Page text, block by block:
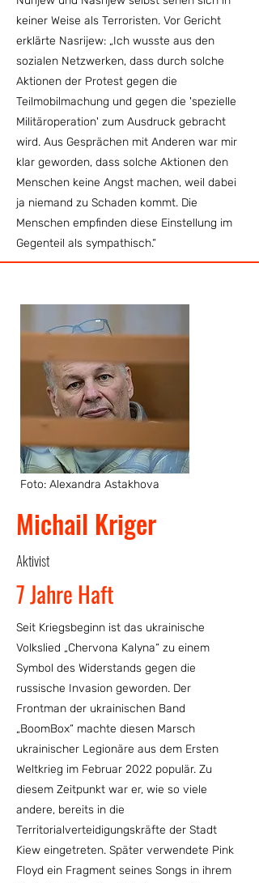
keiner Weise als Terroristen. Vor Gericht
erklärte Nasrijew: „Ich wusste aus den
sozialen Netzwerken, dass durch solche
Aktionen der Protest gegen die
Teilmobilmachung und gegen die 'spezielle
Militäroperation' zum Ausdruck gebracht
wird. Aus Gesprächen mit Anderen war mir
klar geworden, dass solche Aktionen den
Menschen keine Angst machen, weil dabei
ja niemand zu Schaden kommt. Die
Menschen empfinden diese Einstellung im
Gegenteil als sympathisch.“
Foto: Alexandra Astakhova
Michail Kriger
Aktivist
7 Jahre Haft
Seit Kriegsbeginn ist das ukrainische
Volkslied „Chervona Kalyna“ zu einem
Symbol des Widerstands gegen die
russische Invasion geworden. Der
Frontman der ukrainischen Band
„BoomBox“ machte diesen Marsch
ukrainischer Legionäre aus dem Ersten
Weltkrieg im Februar 2022 populär. Zu
diesem Zeitpunkt war er, wie so viele
andere, bereits in die
Territorialverteidigungskräfte der Stadt
Kiew eingetreten. Später verwendete Pink
Floyd ein Fragment seines Songs in ihrem